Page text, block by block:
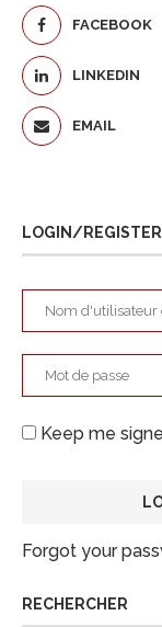
FACEBOOK
LINKEDIN
EMAIL
LOGIN/REGISTER
Keep me
Forgot your
RECHERCHER